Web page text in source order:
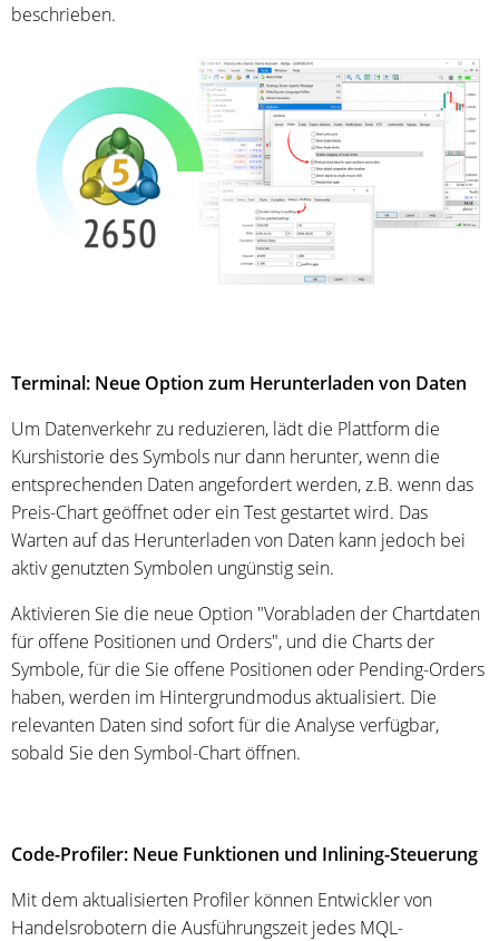
beschrieben.
Terminal: Neue Option zum Herunterladen von Daten
Um Datenverkehr zu reduzieren, lädt die Plattform die
Kurshistorie des Symbols nur dann herunter, wenn die
entsprechenden Daten angefordert werden, z.B. wenn das
Preis-Chart geöffnet oder ein Test gestartet wird. Das
Warten auf das Herunterladen von Daten kann jedoch bei
aktiv genutzten Symbolen ungünstig sein.
Aktivieren Sie die neue Option "Vorabladen der Chartdaten
für offene Positionen und Orders", und die Charts der
Symbole, für die Sie offene Positionen oder Pending-Orders
haben, werden im Hintergrundmodus aktualisiert. Die
relevanten Daten sind sofort für die Analyse verfügbar,
sobald Sie den Symbol-Chart öffnen.
Code-Profiler: Neue Funktionen und Inlining-Steuerung
Mit dem aktualisierten Profiler können Entwickler von
Handelsrobotern die Ausführungszeit jedes MQL-